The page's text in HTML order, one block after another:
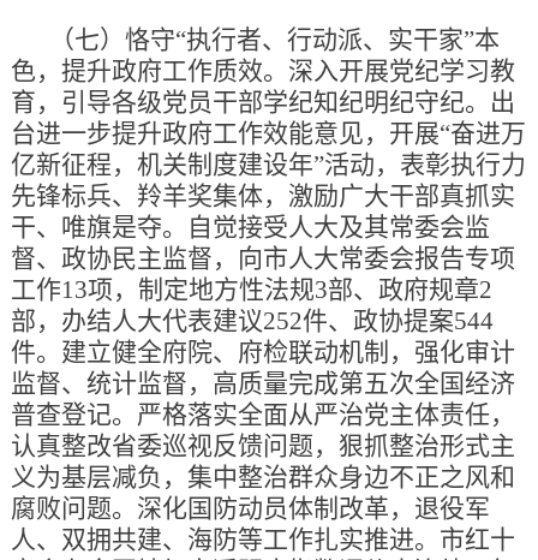
（七）恪守“执行者、行动派、实干家”本
色，提升政府工作质效。深入开展党纪学习教
育，引导各级党员干部学纪知纪明纪守纪。出
台进一步提升政府工作效能意见，开展“奋进万
亿新征程，机关制度建设年”活动，表彰执行力
先锋标兵、羚羊奖集体，激励广大干部真抓实
干、唯旗是夺。自觉接受人大及其常委会监
督、政协民主监督，向市人大常委会报告专项
工作13项，制定地方性法规3部、政府规章2
部，办结人大代表建议252件、政协提案544
件。建立健全府院、府检联动机制，强化审计
监督、统计监督，高质量完成第五次全国经济
普查登记。严格落实全面从严治党主体责任，
认真整改省委巡视反馈问题，狠抓整治形式主
义为基层减负，集中整治群众身边不正之风和
腐败问题。深化国防动员体制改革，退役军
人、双拥共建、海防等工作扎实推进。市红十